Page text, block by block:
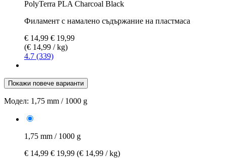
PolyTerra PLA Charcoal Black
Филамент с намалено съдържание на пластмаса
€ 14,99 € 19,99
(€ 14,99 / kg)
4.7 (339)
Покажи повече варианти
Модел: 1,75 mm / 1000 g
1,75 mm / 1000 g
€ 14,99 € 19,99 (€ 14,99 / kg)